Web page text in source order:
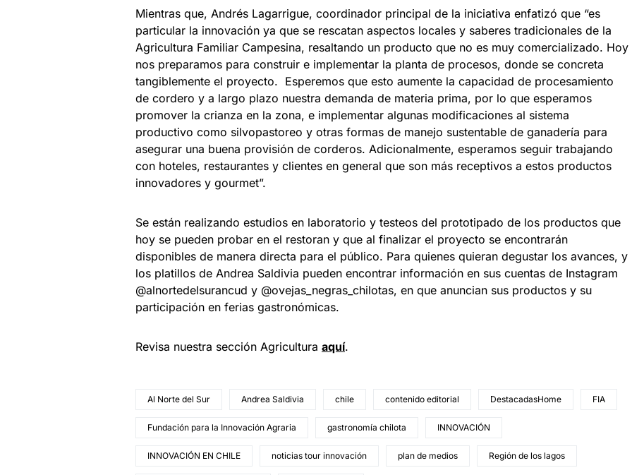
Mientras que, Andrés Lagarrigue, coordinador principal de la iniciativa enfatizó que “es
particular la innovación ya que se rescatan aspectos locales y saberes tradicionales de la
Agricultura Familiar Campesina, resaltando un producto que no es muy comercializado. Hoy
nos preparamos para construir e implementar la planta de procesos, donde se concreta
tangiblemente el proyecto. Esperemos que esto aumente la capacidad de procesamiento
de cordero y a largo plazo nuestra demanda de materia prima, por lo que esperamos
promover la crianza en la zona, e implementar algunas modificaciones al sistema
productivo como silvopastoreo y otras formas de manejo sustentable de ganadería para
asegurar una buena provisión de corderos. Adicionalmente, esperamos seguir trabajando
con hoteles, restaurantes y clientes en general que son más receptivos a estos productos
innovadores y gourmet”.
Se están realizando estudios en laboratorio y testeos del prototipado de los productos que
hoy se pueden probar en el restoran y que al finalizar el proyecto se encontrarán
disponibles de manera directa para el público. Para quienes quieran degustar los avances, y
los platillos de Andrea Saldivia pueden encontrar información en sus cuentas de Instagram
@alnortedelsurancud y @ovejas_negras_chilotas, en que anuncian sus productos y su
participación en ferias gastronómicas.
Revisa nuestra sección Agricultura aquí.
Al Norte del Sur Andrea Saldivia chile contenido editorial DestacadasHome FIA
Fundación para la Innovación Agraria gastronomía chilota INNOVACIÓN
INNOVACIÓN EN CHILE noticias tour innovación plan de medios Región de los lagos